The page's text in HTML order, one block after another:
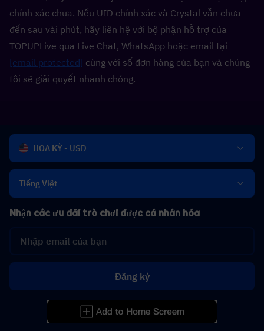
chính xác chưa. Nếu UID chính xác và Crystal vẫn chưa
đến sau vài phút, hãy liên hệ với bộ phận hỗ trợ của
[email protected] cùng với số đơn hàng của bạn và chúng
tôi sẽ giải quyết nhanh chóng.
HOA KỲ - USD
Tiếng Việt
Nhận các ưu đãi trò chơi được cá nhân hóa
Đăng ký